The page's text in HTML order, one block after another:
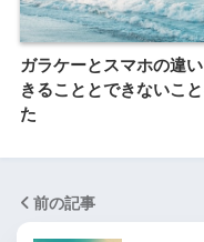
ガラケーとスマホの違
きることとできないこ
た
前の記事